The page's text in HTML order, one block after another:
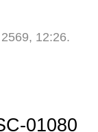
12:26.
01080